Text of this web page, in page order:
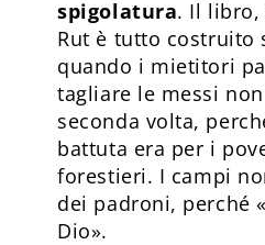
spigolatura. Il libro,
Rut è tutto costruito
quando i mietitori
tagliare le messi
seconda volta,
battuta era per i
forestieri. I campi
dei padroni, perché
Dio».